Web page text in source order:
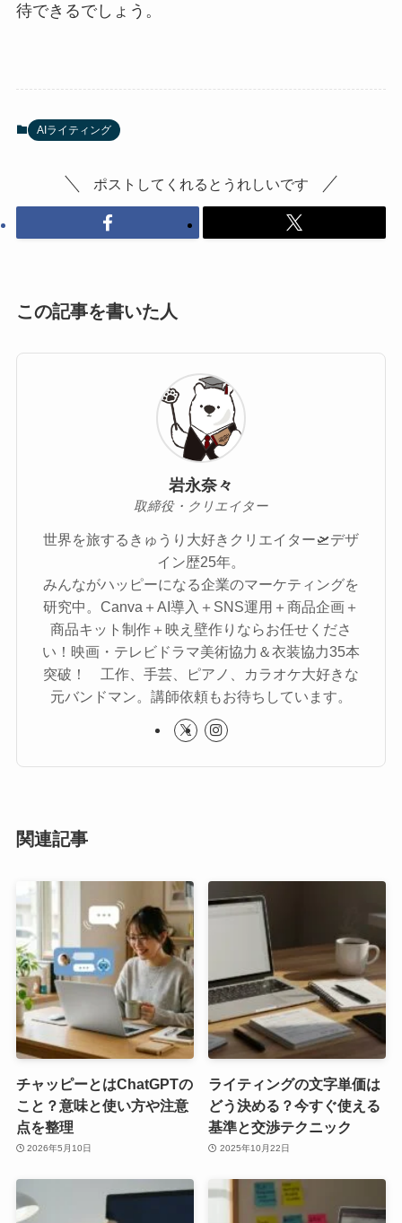
待できるでしょう。
AIライティング
ポストしてくれるとうれしいです
この記事を書いた人
岩永奈々
取締役・クリエイター
世界を旅するきゅうり大好きクリエイター🛫デザ
イン歴25年。
みんながハッピーになる企業のマーケティングを
研究中。Canva＋AI導入＋SNS運用＋商品企画＋
商品キット制作＋映え壁作りならお任せくださ
い！映画・テレビドラマ美術協力＆衣装協力35本
突破！ 工作、手芸、ピアノ、カラオケ大好きな
元バンドマン。講師依頼もお待ちしています。
関連記事
チャッピーとはChatGPTの
こと？意味と使い方や注意
点を整理
2026年5月10日
ライティングの文字単価は
どう決める？今すぐ使える
基準と交渉テクニック
2025年10月22日